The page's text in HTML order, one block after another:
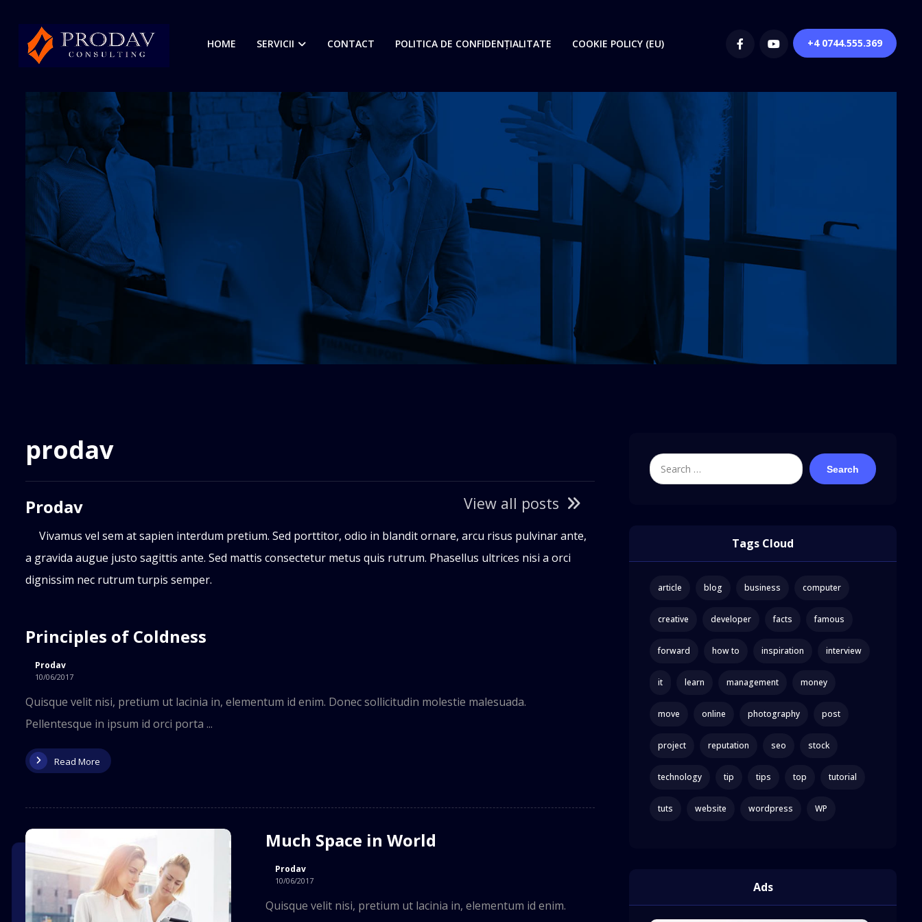
HOME SERVICII CONTACT POLITICA DE CONFIDENȚIALITATE COOKIE POLICY (EU) +4 0744.555.369
prodav
Prodav View all posts
Vivamus vel sem at sapien interdum pretium. Sed porttitor, odio in blandit ornare, arcu risus pulvinar ante,
a gravida augue justo sagittis ante. Sed mattis consectetur metus quis rutrum. Phasellus ultrices nisi a orci
dignissim nec rutrum turpis semper.
Principles of Coldness
Prodav
10/06/2017
Quisque velit nisi, pretium ut lacinia in, elementum id enim. Donec sollicitudin molestie malesuada.
Pellentesque in ipsum id orci porta ...
Read More
Much Space in World
Prodav
10/06/2017
Quisque velit nisi, pretium ut lacinia in, elementum id enim.
Search
Tags Cloud
article blog business computer
creative developer facts famous
forward how to inspiration interview
it learn management money
move online photography post
project reputation seo stock
technology tip tips top tutorial
tuts website wordpress WP
Ads